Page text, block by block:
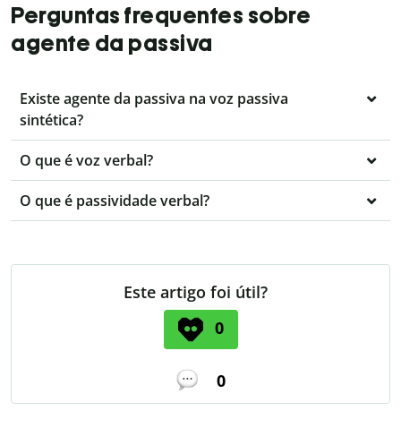
Perguntas frequentes sobre
agente da passiva
Existe agente da passiva na voz passiva
sintética?
O que é voz verbal?
O que é passividade verbal?
Este artigo foi útil?
0
0